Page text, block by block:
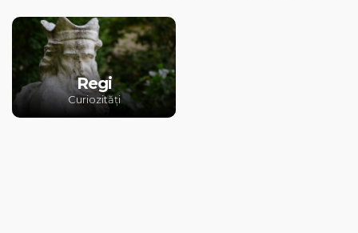
Regi
Curiozități